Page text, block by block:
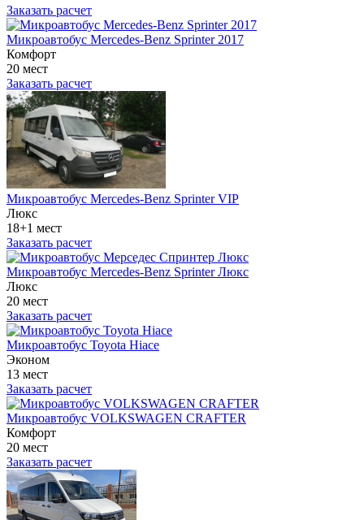
Заказать расчет
Микроавтобус Mercedes-Benz Sprinter 2017
Комфорт
20 мест
Заказать расчет
Микроавтобус Mercedes-Benz Sprinter VIP
Люкс
18+1 мест
Заказать расчет
Микроавтобус Mercedes-Benz Sprinter Люкс
Люкс
20 мест
Заказать расчет
Микроавтобус Toyota Hiace
Эконом
13 мест
Заказать расчет
Микроавтобус VOLKSWAGEN CRAFTER
Комфорт
20 мест
Заказать расчет